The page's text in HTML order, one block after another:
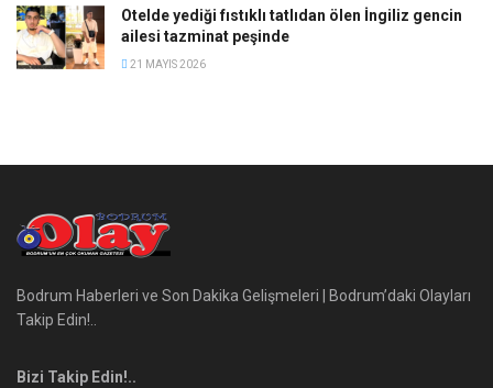
Otelde yediği fıstıklı tatlıdan ölen İngiliz gencin
ailesi tazminat peşinde
21 MAYIS 2026
Bodrum Haberleri ve Son Dakika Gelişmeleri | Bodrum’daki Olayları
Takip Edin!..
Bizi Takip Edin!..